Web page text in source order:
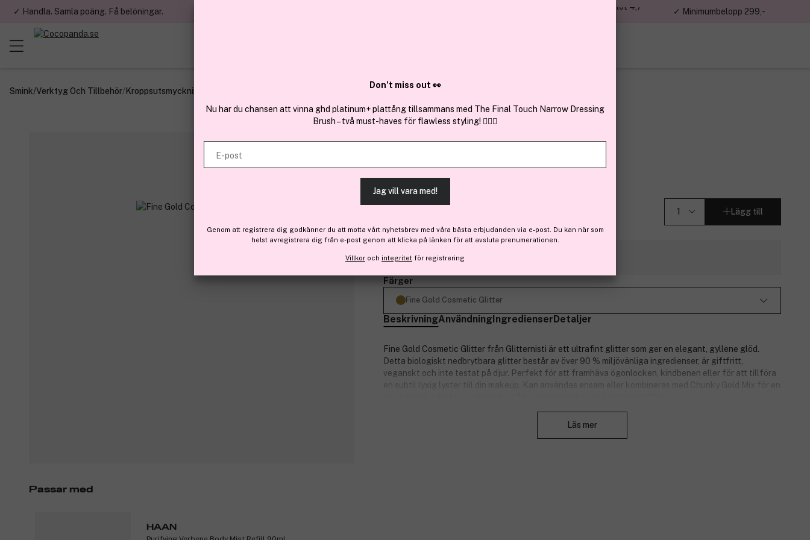
✓ Handla. Samla poäng. Få belöningar.
✓ Över 1,5 miljon kunder – Trustpilot 4,7
✓ Minimumbelopp 299,-
Smink/Verktyg Och Tillbehör/Kroppsutsmyckning
Fine Gold Cosmetic Glitter
Lägg till
Finns online
Färger
Fine Gold Cosmetic Glitter
BeskrivningAnvändningIngredienserDetaljer
Fine Gold Cosmetic Glitter från Glitternisti är ett ultrafint glitter som ger en elegant, gyllene glöd.
Detta biologiskt nedbrytbara glitter består av över 90 % miljövänliga ingredienser, är giftfritt,
veganskt och inte testat på djur. Perfekt för att framhäva ögonlocken, kindbenen eller för att tillföra
en subtil lyxig lyster till din makeup. Kan användas ensam eller kombineras med Chunky Gold Mix för en
Läs mer
Passar med
HAAN
Don’t miss out 👀
Nu har du chansen att vinna ghd platinum+ plattång tillsammans med The Final Touch Narrow Dressing
Brush – två must-haves för flawless styling! 💇‍♀️✨
E-post
Jag vill vara med!
Genom att registrera dig godkänner du att motta vårt nyhetsbrev med våra bästa erbjudanden via e-post. Du kan när som
helst avregistrera dig från e-post genom att klicka på länken för att avsluta prenumerationen.
Villkor och integritet för registrering